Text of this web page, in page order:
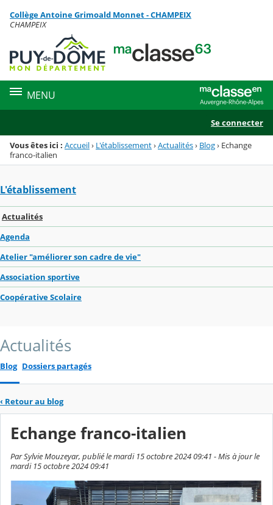
Menu de la rubrique
Contenu
Collège Antoine Grimoald Monnet - CHAMPEIX
CHAMPEIX
MENU
Se connecter
Vous êtes ici : Accueil› L'établissement›Actualités› Blog› Echange
franco-italien
L'établissement
Actualités
Agenda
Atelier "améliorer son cadre de vie"
Association sportive
Coopérative Scolaire
Actualités
Blog Dossiers partagés
‹ Retour au blog
Echange franco-italien
Par Sylvie Mouzeyar, publié le mardi 15 octobre 2024 09:41 - Mis à jour le
mardi 15 octobre 2024 09:41